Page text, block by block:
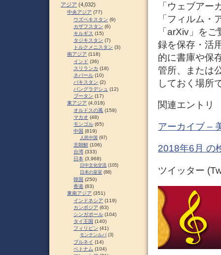
「ウェブア
「フィルム
「arXiv」を
録を保存・活
的に書庫や保
管所、または
しておく場所
関連エントリ
アーカイブ –
2018年6月 の
ツイッター
アジア (4,032)
中央アジア (77)
ウズベキスタン (9)
カザフスタン (6)
キルギス (15)
タジキスタン (7)
トルクメニスタン (3)
南アジア (118)
インド (36)
スリランカ (18)
ネパール (10)
パキスタン (2)
バングラデシュ (12)
ブータン (17)
東アジア (4,018)
オルドスの風 (159)
マカオ (48)
モンゴル (65)
中国 (819)
人民中国 (97)
北朝鮮 (106)
台湾 (333)
日本 (3,968)
日中文化交流 (105)
日本の皇室 (88)
韓国 (250)
香港 (83)
東南アジア (351)
インドネシア (119)
カンボジア (63)
シンガポール (104)
タイ王国 (140)
フィリピン (41)
モンテンルパ (3)
ブルネイ (14)
ベトナム (104)